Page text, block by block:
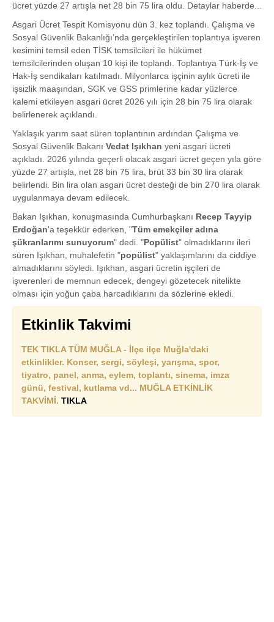
ücret yüzde 27 artışla net 28 bin 75 lira oldu. Detaylar haberde...
Asgari Ücret Tespit Komisyonu dün 3. kez toplandı. Çalışma ve
Sosyal Güvenlik Bakanlığı’nda gerçekleştirilen toplantıya işveren
kesimini temsil eden TİSK temsilcileri ile hükümet
temsilcilerinden oluşan 10 kişi ile toplandı. Toplantıya Türk-İş ve
Hak-İş sendikaları katılmadı. Milyonlarca işçinin aylık ücreti ile
işsizlik maaşından, SGK ve GSS primlerine kadar yüzlerce
kalemi etkileyen asgari ücret 2026 yılı için 28 bin 75 lira olarak
belirlenerek açıklandı.
Yaklaşık yarım saat süren toplantının ardından Çalışma ve
Sosyal Güvenlik Bakanı Vedat Işıkhan yeni asgari ücreti
açıkladı. 2026 yılında geçerli olacak asgari ücret geçen yıla göre
yüzde 27 artışla, net 28 bin 75 lira, brüt 33 bin 30 lira olarak
belirlendi. Bin lira olan asgari ücret desteği de bin 270 lira olarak
uygulanmaya devam edilecek.
Bakan Işıkhan, konuşmasında Cumhurbaşkanı Recep Tayyip
Erdoğan'a teşekkür ederken, "Tüm emekçiler adına
şükranlarımı sunuyorum" dedi. "Popülist" olmadıklarını ileri
süren Işıkhan, muhalefetin "popülist" yaklaşımlarını da ciddiye
almadıklarını söyledi. Işıkhan, asgari ücretin işçileri de
işverenleri de memnun edecek, dengeyi gözetecek nitelikte
olması için yoğun çaba harcadıklarını da sözlerine ekledi.
Etkinlik Takvimi
TEK TIKLA TÜM MUĞLA - İlçe ilçe Muğla'daki
etkinlikler. Konser, sergi, söyleşi, yarışma, spor,
tiyatro, panel, anma, eylem, toplantı, sinema, imza
günü, festival, kutlama vd... MUĞLA ETKİNLİK
TAKVİMİ. TIKLA